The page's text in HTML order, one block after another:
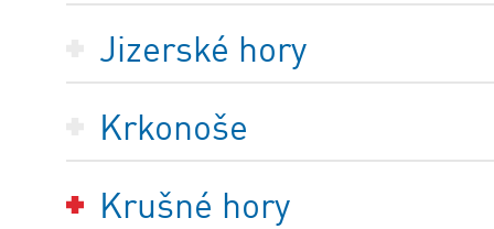
Jizerské hory
Krkonoše
Krušné hory